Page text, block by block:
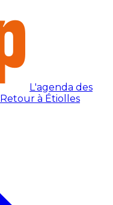
L'agenda des
Retour à Étiolles